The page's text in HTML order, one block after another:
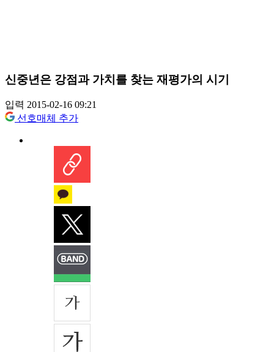
신중년은 강점과 가치를 찾는 재평가의 시기
입력 2015-02-16 09:21
선호매체 추가